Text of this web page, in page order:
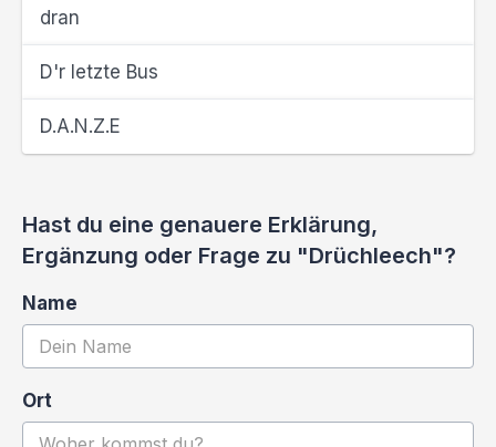
dran
D'r letzte Bus
D.A.N.Z.E
Hast du eine genauere Erklärung,
Ergänzung oder Frage zu "Drüchleech"?
Name
Ort